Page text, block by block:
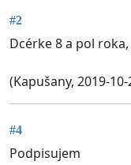
#2
Dcérke 8 a pol
(Kapušany, 2019-10-
#4
Podpisujem